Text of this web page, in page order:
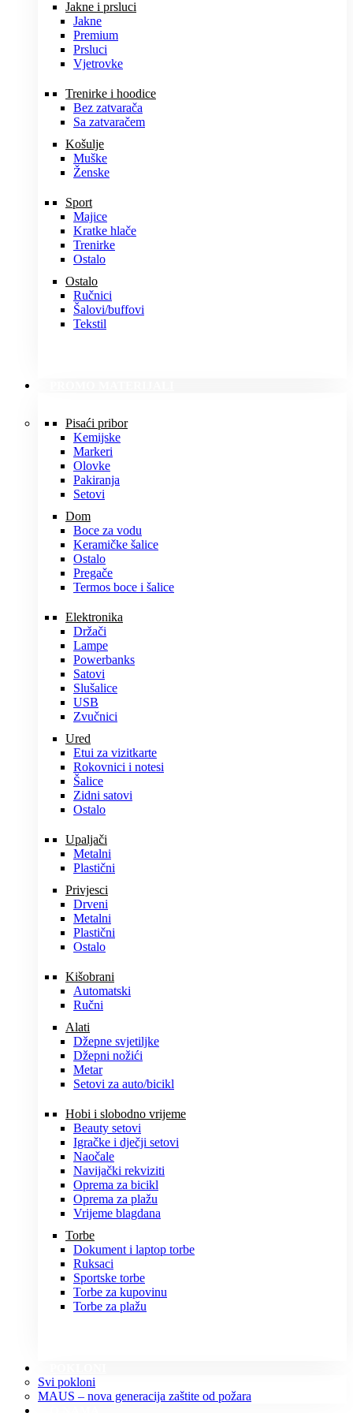
Jakne i prsluci
Jakne
Premium
Prsluci
Vjetrovke
Trenirke i hoodice
Bez zatvarača
Sa zatvaračem
Košulje
Muške
Ženske
Sport
Majice
Kratke hlače
Trenirke
Ostalo
Ostalo
Ručnici
Šalovi/buffovi
Tekstil
Pisaći pribor
Kemijske
Markeri
Olovke
Pakiranja
Setovi
Dom
Boce za vodu
Keramičke šalice
Ostalo
Pregače
Termos boce i šalice
Elektronika
Držači
Lampe
Powerbanks
Satovi
Slušalice
USB
Zvučnici
Ured
Etui za vizitkarte
Rokovnici i notesi
Šalice
Zidni satovi
Ostalo
Upaljači
Metalni
Plastični
Privjesci
Drveni
Metalni
Plastični
Ostalo
Kišobrani
Automatski
Ručni
Alati
Džepne svjetiljke
Džepni nožići
Metar
Setovi za auto/bicikl
Hobi i slobodno vrijeme
Beauty setovi
Igračke i dječji setovi
Naočale
Navijački rekviziti
Oprema za bicikl
Oprema za plažu
Vrijeme blagdana
Torbe
Dokument i laptop torbe
Ruksaci
Sportske torbe
Torbe za kupovinu
Torbe za plažu
Svi pokloni
MAUS – nova generacija zaštite od požara